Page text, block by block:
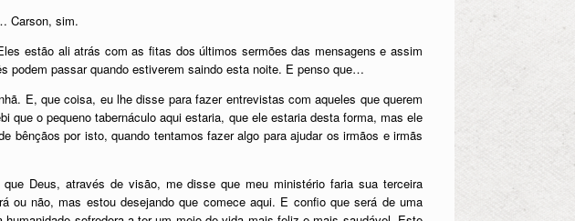
Carson, sim.
estão ali atrás com as fitas dos últimos sermões das mensagens e assim
podem passar quando estiverem saindo esta noite. E penso que…
E, que coisa, eu lhe disse para fazer entrevistas com aqueles que querem
que o pequeno tabernáculo aqui estaria, que ele estaria desta forma, mas ele
por isto, quando tentamos fazer algo para ajudar os irmãos e irmãs
Deus, através de visão, me disse que meu ministério faria sua terceira
ou não, mas estou desejando que comece aqui. E confio que será de uma